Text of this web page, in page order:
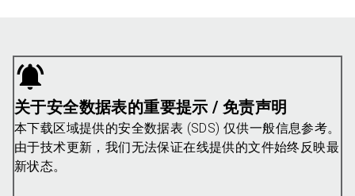
关于安全数据表的重要提示 / 免责声明
本下载区域提供的安全数据表 (SDS) 仅供一般信息参考。
由于技术更新，我们无法保证在线提供的文件始终反映最
新状态。